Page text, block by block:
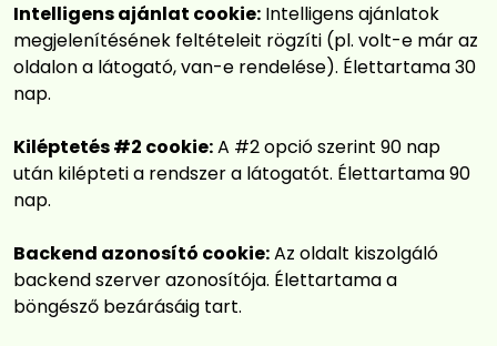
Intelligens ajánlat cookie: Intelligens ajánlatok
megjelenítésének feltételeit rögzíti (pl. volt-e már az
oldalon a látogató, van-e rendelése). Élettartama 30
nap.
Kiléptetés #2 cookie:A #2 opció szerint 90 nap
után kilépteti a rendszer a látogatót. Élettartama 90
nap.
Backend azonosító cookie:Az oldalt kiszolgáló
backend szerver azonosítója. Élettartama a
böngésző bezárásáig tart.